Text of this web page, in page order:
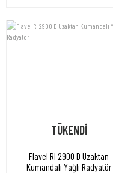
TÜKENDİ
Flavel RI 2900 D Uzaktan
Kumandalı Yağlı Radyatör